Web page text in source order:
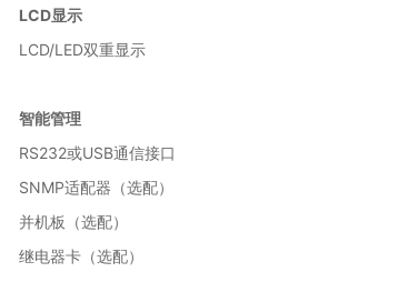
LCD显示
LCD/LED双重显示
智能管理
RS232或USB通信接口
SNMP适配器（选配）
并机板（选配）
继电器卡（选配）